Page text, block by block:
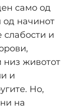
само од
од начинот
слабости и
низ животот
и
Но,
на